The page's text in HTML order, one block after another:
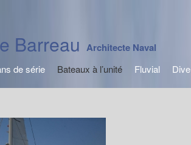
Barreau Architecte Naval
de série Bateaux à l’unité Fluvial